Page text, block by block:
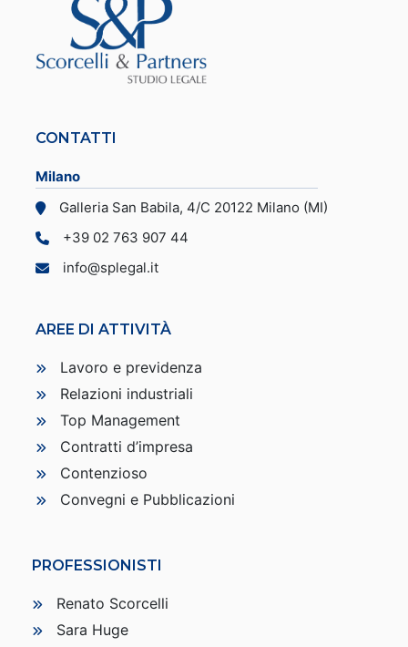
CONTATTI
Milano
Galleria San Babila, 4/C 20122 Milano (MI)
+39 02 763 907 44
info@splegal.it
AREE DI ATTIVITÀ
Lavoro e previdenza
Relazioni industriali
Top Management
Contratti d’impresa
Contenzioso
Convegni e Pubblicazioni
PROFESSIONISTI
Renato Scorcelli
Sara Huge